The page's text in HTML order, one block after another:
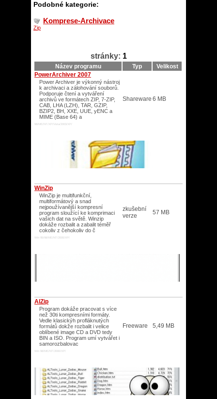
Podobné kategorie:
Komprese-Archivace
Zip
stránky: 1
Název programu Typ
Velikost
PowerArchiver 2007
Power Archiver je výkonný nástroj
k archivaci a zálohování souborů.
Podporuje čtení a vytváření
archivů ve formátech ZIP, 7-ZIP,
CAB, LHA (LZH), TAR, GZIP,
BZIP2, BH, XXE, UUE, yENC a
MIME (Base 64) a
98/ME/NT/XP/Vista/2003/XP/
Shareware 6 MB
WinZip
WinZip je multifunkční,
multiformátový a snad
nejpoužívanější kompresní
program sloužící ke komprimaci
vašich dat na světě. Winzip
dokáže rozbalit a zabalit téměř
cokoliv z čehokoliv do č
Win 95/98/ME/NT/2000/XP/
zkušební
verze
57 MB
AlZip
Program dokáže pracovat s více
než 30ti kompresními formáty.
Vedle klasickýh profláknutých
formátů dokže rozbalit i velice
oblíbené image CD a DVD tedy
BIN a ISO. Program umí vytvářet i
samorozbalovac
Win 98/ME/NT/2000/XP/
Freeware 5,49 MB